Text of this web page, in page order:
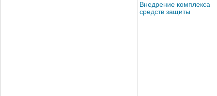
Внедрение комплекса
средств защиты